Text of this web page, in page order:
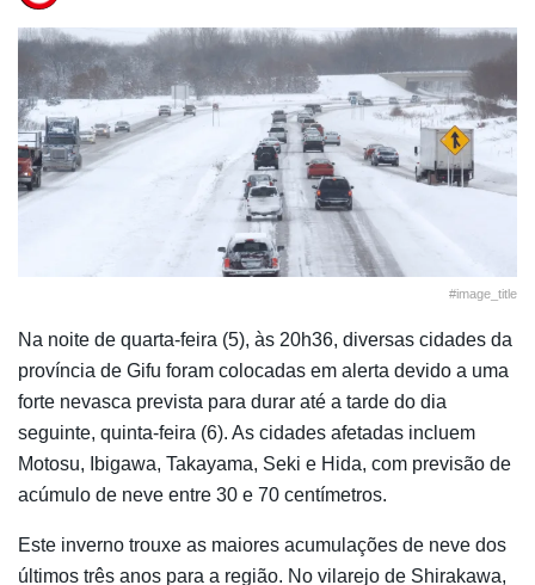
#image_title
Na noite de quarta-feira (5), às 20h36, diversas cidades da
província de Gifu foram colocadas em alerta devido a uma
forte nevasca prevista para durar até a tarde do dia
seguinte, quinta-feira (6). As cidades afetadas incluem
Motosu, Ibigawa, Takayama, Seki e Hida, com previsão de
acúmulo de neve entre 30 e 70 centímetros.
Este inverno trouxe as maiores acumulações de neve dos
últimos três anos para a região. No vilarejo de Shirakawa,